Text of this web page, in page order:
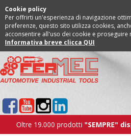
Cookie policy
Per offrirti un'esperienza di navigazione
preferenze, questo sito utilizza cookies,
acconsentire all'uso dei cookie e proseguire
Informativa breve clicca QUI
Oltre 19.000 prodotti "SEMPRE"